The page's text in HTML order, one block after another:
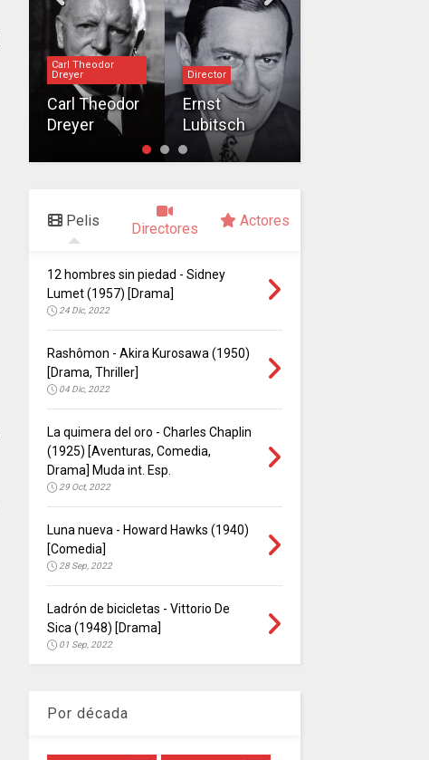
Carl Theodor
Dreyer
Carl Theodor
Dreyer
Director
Ernst
Lubitsch
Pelis Directores Actores
12 hombres sin piedad - Sidney
Lumet (1957) [Drama]
24 Dic, 2022
Rashômon - Akira Kurosawa (1950)
[Drama, Thriller]
04 Dic, 2022
La quimera del oro - Charles Chaplin
(1925) [Aventuras, Comedia,
Drama] Muda int. Esp.
29 Oct, 2022
Luna nueva - Howard Hawks (1940)
[Comedia]
28 Sep, 2022
Ladrón de bicicletas - Vittorio De
Sica (1948) [Drama]
01 Sep, 2022
Por década